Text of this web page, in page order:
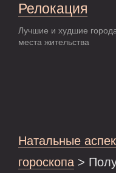
Релокация
Лучшие и худшие
места жительства
Натальные
гороскопа >